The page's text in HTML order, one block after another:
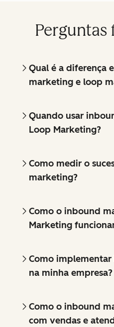
Perguntas
Qual é a diferença
marketing e loop
Quando usar
Loop Marketing?
Como medir o
marketing?
Como o inbound
Marketing
Como
na minha empresa?
Como o inbound
com vendas e